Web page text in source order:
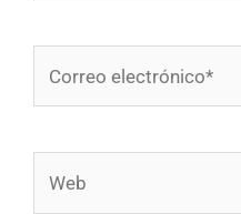
electrónico*